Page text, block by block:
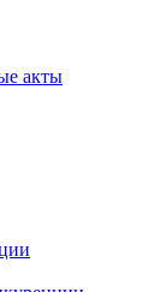
акты